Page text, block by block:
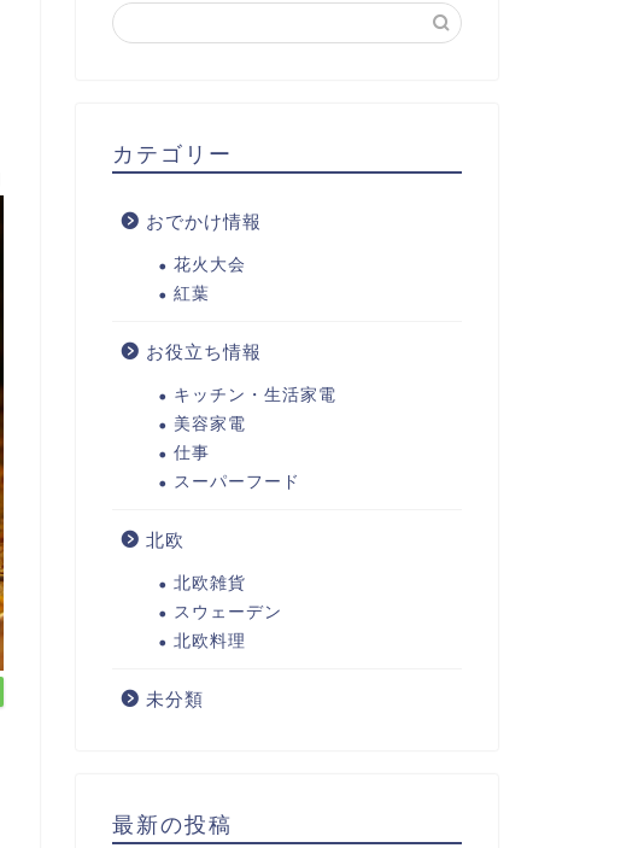
カテゴリー
おでかけ情報
花火大会
紅葉
お役立ち情報
キッチン・生活家電
美容家電
仕事
スーパーフード
北欧
北欧雑貨
スウェーデン
北欧料理
未分類
最新の投稿